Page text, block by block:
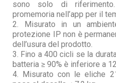
sono solo di
promemoria nell’app per il
2. Misurato in un
protezione IP non è
dell’usura del prodotto.
3. Fino a 400 cicli se la
batteria ≥ 90% è inferiore a
4. Misurato con le eliche